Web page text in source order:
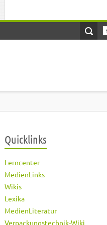
Quicklinks
Lerncenter
MedienLinks
Wikis
Lexika
MedienLiteratur
Verpackungstechnik-Wiki